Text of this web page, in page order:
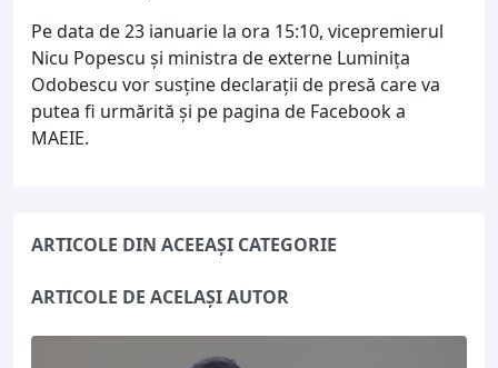
Pe data de 23 ianuarie la ora 15:10, vicepremierul
Nicu Popescu și ministra de externe Luminița
Odobescu vor susține declarații de presă care va
putea fi urmărită și pe pagina de Facebook a
MAEIE.
ARTICOLE DIN ACEEAȘI CATEGORIE
ARTICOLE DE ACELAȘI AUTOR